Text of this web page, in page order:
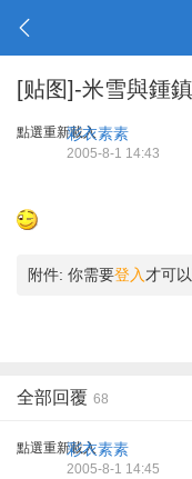
[贴图]-米雪與鍾
點選重新載入彩衣素素
2005-8-1 14:43
附件: 你需要登入 才可
全部回覆 68
點選重新載入彩衣素素
2005-8-1 14:45